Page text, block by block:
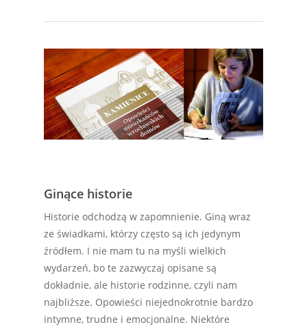
Ginące historie
Historie odchodzą w zapomnienie. Giną wraz
ze świadkami, którzy często są ich jedynym
źródłem. I nie mam tu na myśli wielkich
wydarzeń, bo te zazwyczaj opisane są
dokładnie, ale historie rodzinne, czyli nam
najbliższe. Opowieści niejednokrotnie bardzo
intymne, trudne i emocjonalne. Niektóre